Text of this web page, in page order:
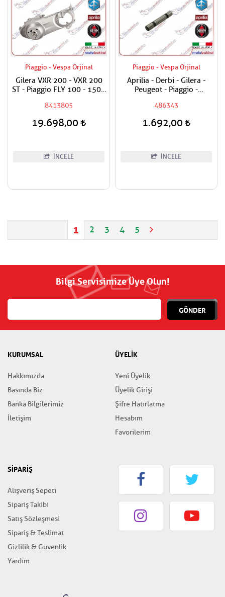
Piaggio - Vespa Orjinal
Gilera VXR 200 - VXR 200
ST - Piaggio FLY 100 - 150 -
Vespa LX 150 ie - LXV 125
ie Varyatör Kapak Dış /
Debriyaj Kapak Komple
8413805
19.698,00
İNCELE
Piaggio - Vespa Orjinal
Aprilia - Derbi - Gilera -
Peugeot - Piaggio -
Sübap Horoz Pimi
486343
1.692,00
İNCELE
1 2 3 4 5
Bilgi Servisimize Üye Olun!
GÖNDER
KURUMSAL
Hakkımızda
Basında Biz
Banka Bilgilerimiz
İletişim
ÜYELİK
Yeni Üyelik
Üyelik Girişi
Şifre Hatırlatma
Hesabım
Favorilerim
SİPARİŞ
Alışveriş Sepeti
Sipariş Takibi
Satış Sözleşmesi
Sipariş & Teslimat
Gizlilik & Güvenlik
Yardım